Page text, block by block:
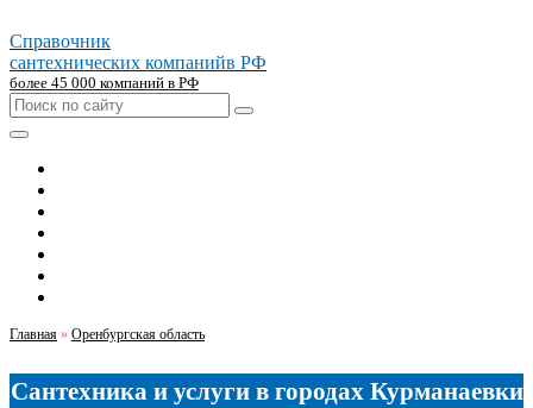
Справочник
сантехнических компанийв РФ
более 45 000 компаний в РФ
Главная » Оренбургская область
Сантехника и услуги в городах Курманаевки